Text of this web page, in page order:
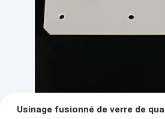
Usinage fusionné de verre de